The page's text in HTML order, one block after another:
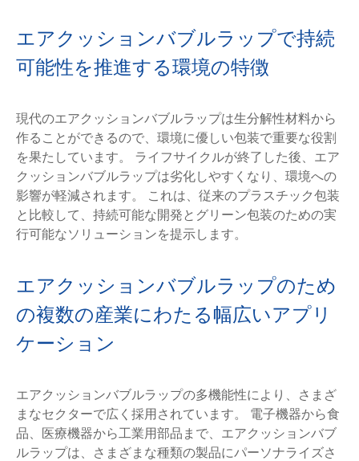
エアクッションバブルラップで持続
可能性を推進する環境の特徴
現代のエアクッションバブルラップは生分解性材料から
作ることができるので、環境に優しい包装で重要な役割
を果たしています。 ライフサイクルが終了した後、エア
クッションバブルラップは劣化しやすくなり、環境への
影響が軽減されます。 これは、従来のプラスチック包装
と比較して、持続可能な開発とグリーン包装のための実
行可能なソリューションを提示します。
エアクッションバブルラップのため
の複数の産業にわたる幅広いアプリ
ケーション
エアクッションバブルラップの多機能性により、さまざ
まなセクターで広く採用されています。 電子機器から食
品、医療機器から工業用部品まで、エアクッションバブ
ルラップは、さまざまな種類の製品にパーソナライズさ